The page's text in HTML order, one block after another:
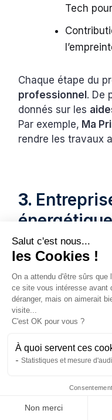
Tech
Chaque étape du
professionnel . De
donnés sur les
Par exemple, Ma
rendre les travaux
3.
Entreprise de
Bordeaux
agit pour
thermique. Clara
dirige des projets
Chaque logement
moins énergivore.
Chaque
habitat
qui va aussi faire
Salut c'est nous...
les Cookies !
On a attendu d'être sûrs que
ce site vous intéresse avant
déranger, mais on aimerait
visite...
C'est OK pour vous ?
À quoi servent ces
Statistiques et mesure
Non merci